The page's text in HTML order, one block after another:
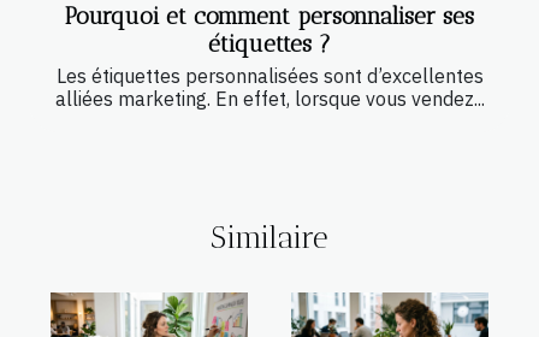
Pourquoi et comment personnaliser ses
étiquettes ?
Les étiquettes personnalisées sont d’excellentes
alliées marketing. En effet, lorsque vous vendez...
Similaire